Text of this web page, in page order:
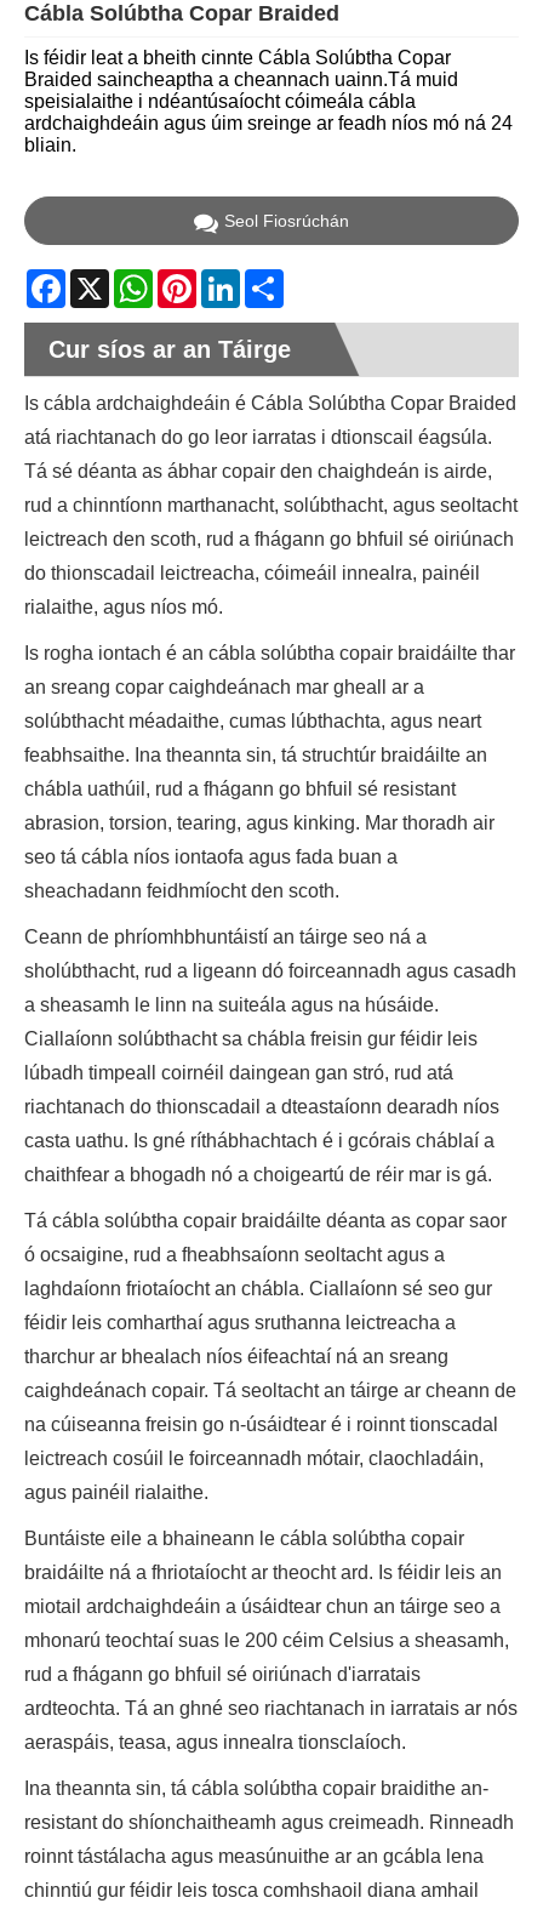
Cábla Solúbtha Copar Braided
Is féidir leat a bheith cinnte Cábla Solúbtha Copar
Braided saincheaptha a cheannach uainn.Tá muid
speisialaithe i ndéantúsaíocht cóimeála cábla
ardchaighdeáin agus úim sreinge ar feadh níos mó ná 24
bliain.
Seol Fiosrúchán
Facebook
X WhatsApp
PinterestLinkedIn
Cur síos ar an Táirge
Is cábla ardchaighdeáin é Cábla Solúbtha Copar Braided
atá riachtanach do go leor iarratas i dtionscail éagsúla.
Tá sé déanta as ábhar copair den chaighdeán is airde,
rud a chinntíonn marthanacht, solúbthacht, agus seoltacht
leictreach den scoth, rud a fhágann go bhfuil sé oiriúnach
do thionscadail leictreacha, cóimeáil innealra, painéil
rialaithe, agus níos mó.
Is rogha iontach é an cábla solúbtha copair braidáilte thar
an sreang copar caighdeánach mar gheall ar a
solúbthacht méadaithe, cumas lúbthachta, agus neart
feabhsaithe. Ina theannta sin, tá struchtúr braidáilte an
chábla uathúil, rud a fhágann go bhfuil sé resistant
abrasion, torsion, tearing, agus kinking. Mar thoradh air
seo tá cábla níos iontaofa agus fada buan a
sheachadann feidhmíocht den scoth.
Ceann de phríomhbhuntáistí an táirge seo ná a
sholúbthacht, rud a ligeann dó foirceannadh agus casadh
a sheasamh le linn na suiteála agus na húsáide.
Ciallaíonn solúbthacht sa chábla freisin gur féidir leis
lúbadh timpeall coirnéil daingean gan stró, rud atá
riachtanach do thionscadail a dteastaíonn dearadh níos
casta uathu. Is gné ríthábhachtach é i gcórais cháblaí a
chaithfear a bhogadh nó a choigeartú de réir mar is gá.
Tá cábla solúbtha copair braidáilte déanta as copar saor
ó ocsaigine, rud a fheabhsaíonn seoltacht agus a
laghdaíonn friotaíocht an chábla. Ciallaíonn sé seo gur
féidir leis comharthaí agus sruthanna leictreacha a
tharchur ar bhealach níos éifeachtaí ná an sreang
caighdeánach copair. Tá seoltacht an táirge ar cheann de
na cúiseanna freisin go n-úsáidtear é i roinnt tionscadal
leictreach cosúil le foirceannadh mótair, claochladáin,
agus painéil rialaithe.
Buntáiste eile a bhaineann le cábla solúbtha copair
braidáilte ná a fhriotaíocht ar theocht ard. Is féidir leis an
miotail ardchaighdeáin a úsáidtear chun an táirge seo a
mhonarú teochtaí suas le 200 céim Celsius a sheasamh,
rud a fhágann go bhfuil sé oiriúnach d'iarratais
ardteochta. Tá an ghné seo riachtanach in iarratais ar nós
aeraspáis, teasa, agus innealra tionsclaíoch.
Ina theannta sin, tá cábla solúbtha copair braidithe an-
resistant do shíonchaitheamh agus creimeadh. Rinneadh
roinnt tástálacha agus measúnuithe ar an gcábla lena
chinntiú gur féidir leis tosca comhshaoil ​​diana amhail